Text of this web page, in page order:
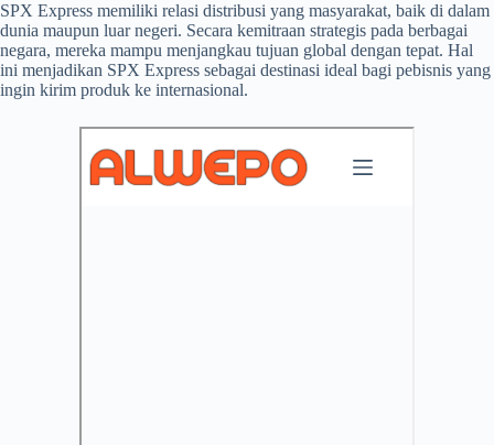
SPX Express memiliki relasi distribusi yang masyarakat, baik di dalam
dunia maupun luar negeri. Secara kemitraan strategis pada berbagai
negara, mereka mampu menjangkau tujuan global dengan tepat. Hal
ini menjadikan SPX Express sebagai destinasi ideal bagi pebisnis yang
ingin kirim produk ke internasional.